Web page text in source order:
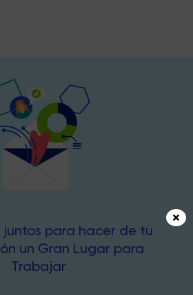
juntos para hacer de tu
un Gran Lugar para
Trabajar